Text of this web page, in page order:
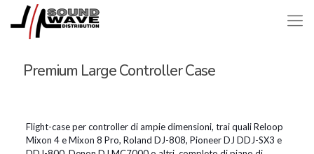
Premium Large Controller Case
Flight-case per controller di ampie dimensioni, trai quali Reloop
Mixon 4 e Mixon 8 Pro, Roland DJ-808, Pioneer DJ DDJ-SX3 e